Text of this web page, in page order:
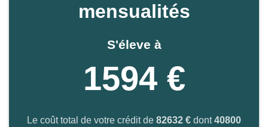
mensualités
S'éleve à
1594 €
Le coût total de votre crédit de 82632 € dont40800